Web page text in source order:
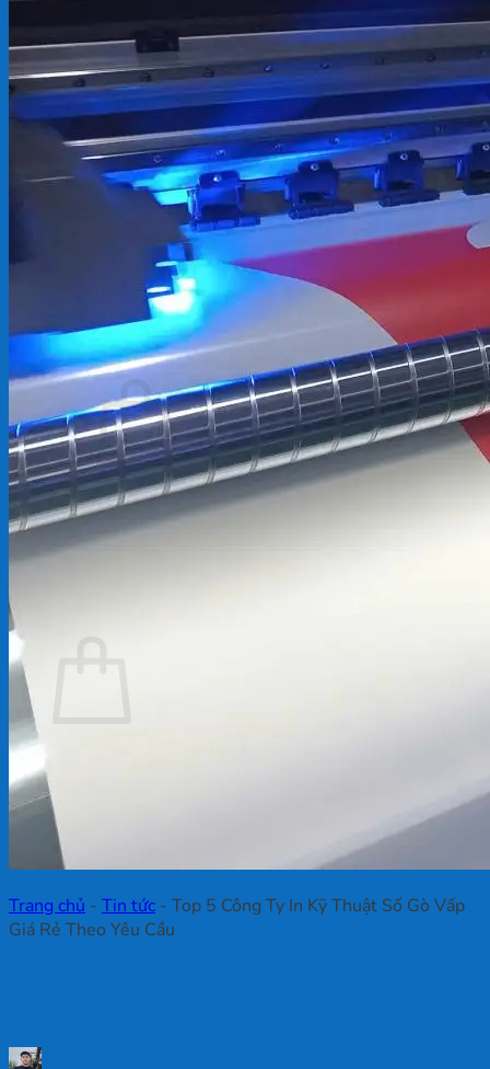
In Tem Nhãn
In Decal
Tin tức
Tin Tức In Kỹ Thuật Số
Tin Tức In UV
Tin tức công ty
Tuyển dụng
Câu hỏi thường gặp
kiếm:
Giỏ hàng /0₫
Chưa có sản phẩm trong giỏ hàng.
Quay trở lại cửa hàng
Quay trở lại cửa hàng
Trang chủ - Tin tức - Top 5 Công Ty In Kỹ Thuật Số Gò Vấp
Giá Rẻ Theo Yêu Cầu